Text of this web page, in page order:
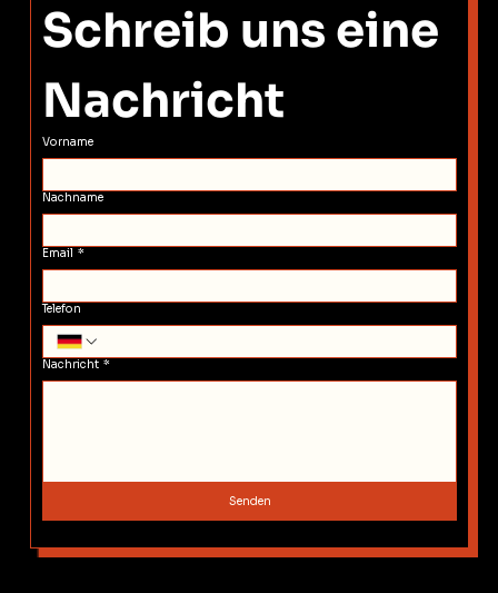
Schreib uns eine
Nachricht
Vorname
Nachname
Email *
Telefon
Nachricht *
Senden